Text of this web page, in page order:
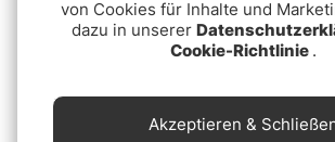
Combo
Green
Set
€359
von Cookies für Inhalte und
dazu in unserer
Cookie-Richtlinie .
Akzeptieren &